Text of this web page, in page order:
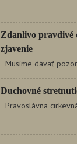
Zdanlivo pravdivé
zjavenie
Duchovné